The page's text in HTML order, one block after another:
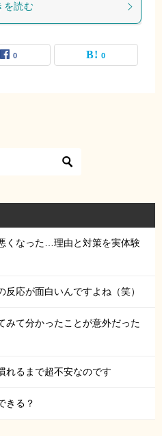
を読む
0 0
くなった…理由と対策を実体験
応が面白いんですよね（笑）
みて分かったことが意外だった
れるまで超不安なのです
きる？